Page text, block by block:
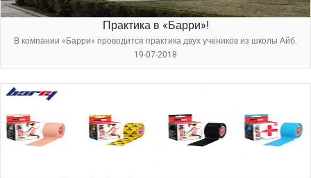
Практика в «Барри»!
В компании «Барри» проводится практика двух учеников из школы Айб.
19-07-2018